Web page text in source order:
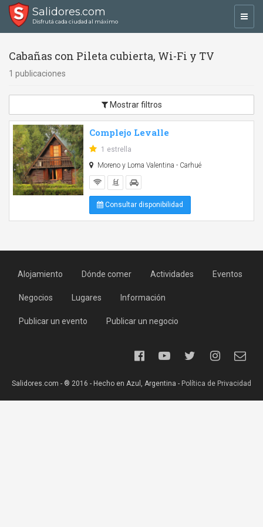
Salidores.com
Disfrutá cada ciudad al máximo
Cabañas con Pileta cubierta, Wi-Fi y TV
1 publicaciones
Mostrar filtros
Complejo Levalle
1 estrella
Moreno y Loma Valentina - Carhué
Consultar disponibilidad
Alojamiento Dónde comer Actividades Eventos
Negocios Lugares Información
Publicar un evento Publicar un negocio
Salidores.com - ® 2016 - Hecho en Azul, Argentina - Política de Privacidad